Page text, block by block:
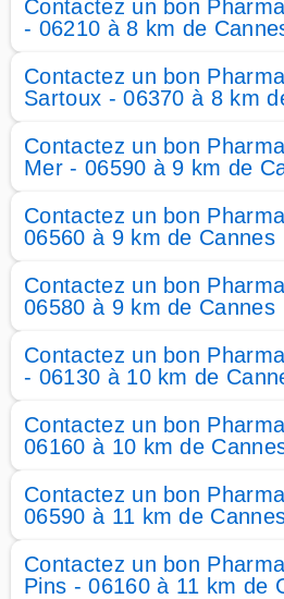
Contactez un bon
- 06210 à 8 km de
Contactez un bon
Sartoux - 06370 à 8 km
Contactez un bon
Mer - 06590 à 9 km de
Contactez un bon
06560 à 9 km de Cannes
Contactez un bon
06580 à 9 km de Cannes
Contactez un bon
- 06130 à 10 km de
Contactez un bon
06160 à 10 km de
Contactez un bon
06590 à 11 km de
Contactez un bon
Pins - 06160 à 11 km de